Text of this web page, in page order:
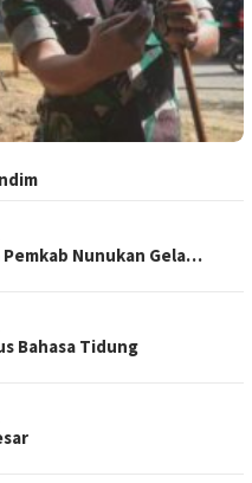
Pemkab Nunukan Gela…
Bahasa Tidung